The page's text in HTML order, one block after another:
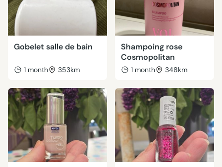
Gobelet salle de bain
1 month 353km
Shampoing rose
Cosmopolitan
1 month 348km